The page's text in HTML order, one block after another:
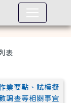
表
業要點、試模擬
調查等相關事宜